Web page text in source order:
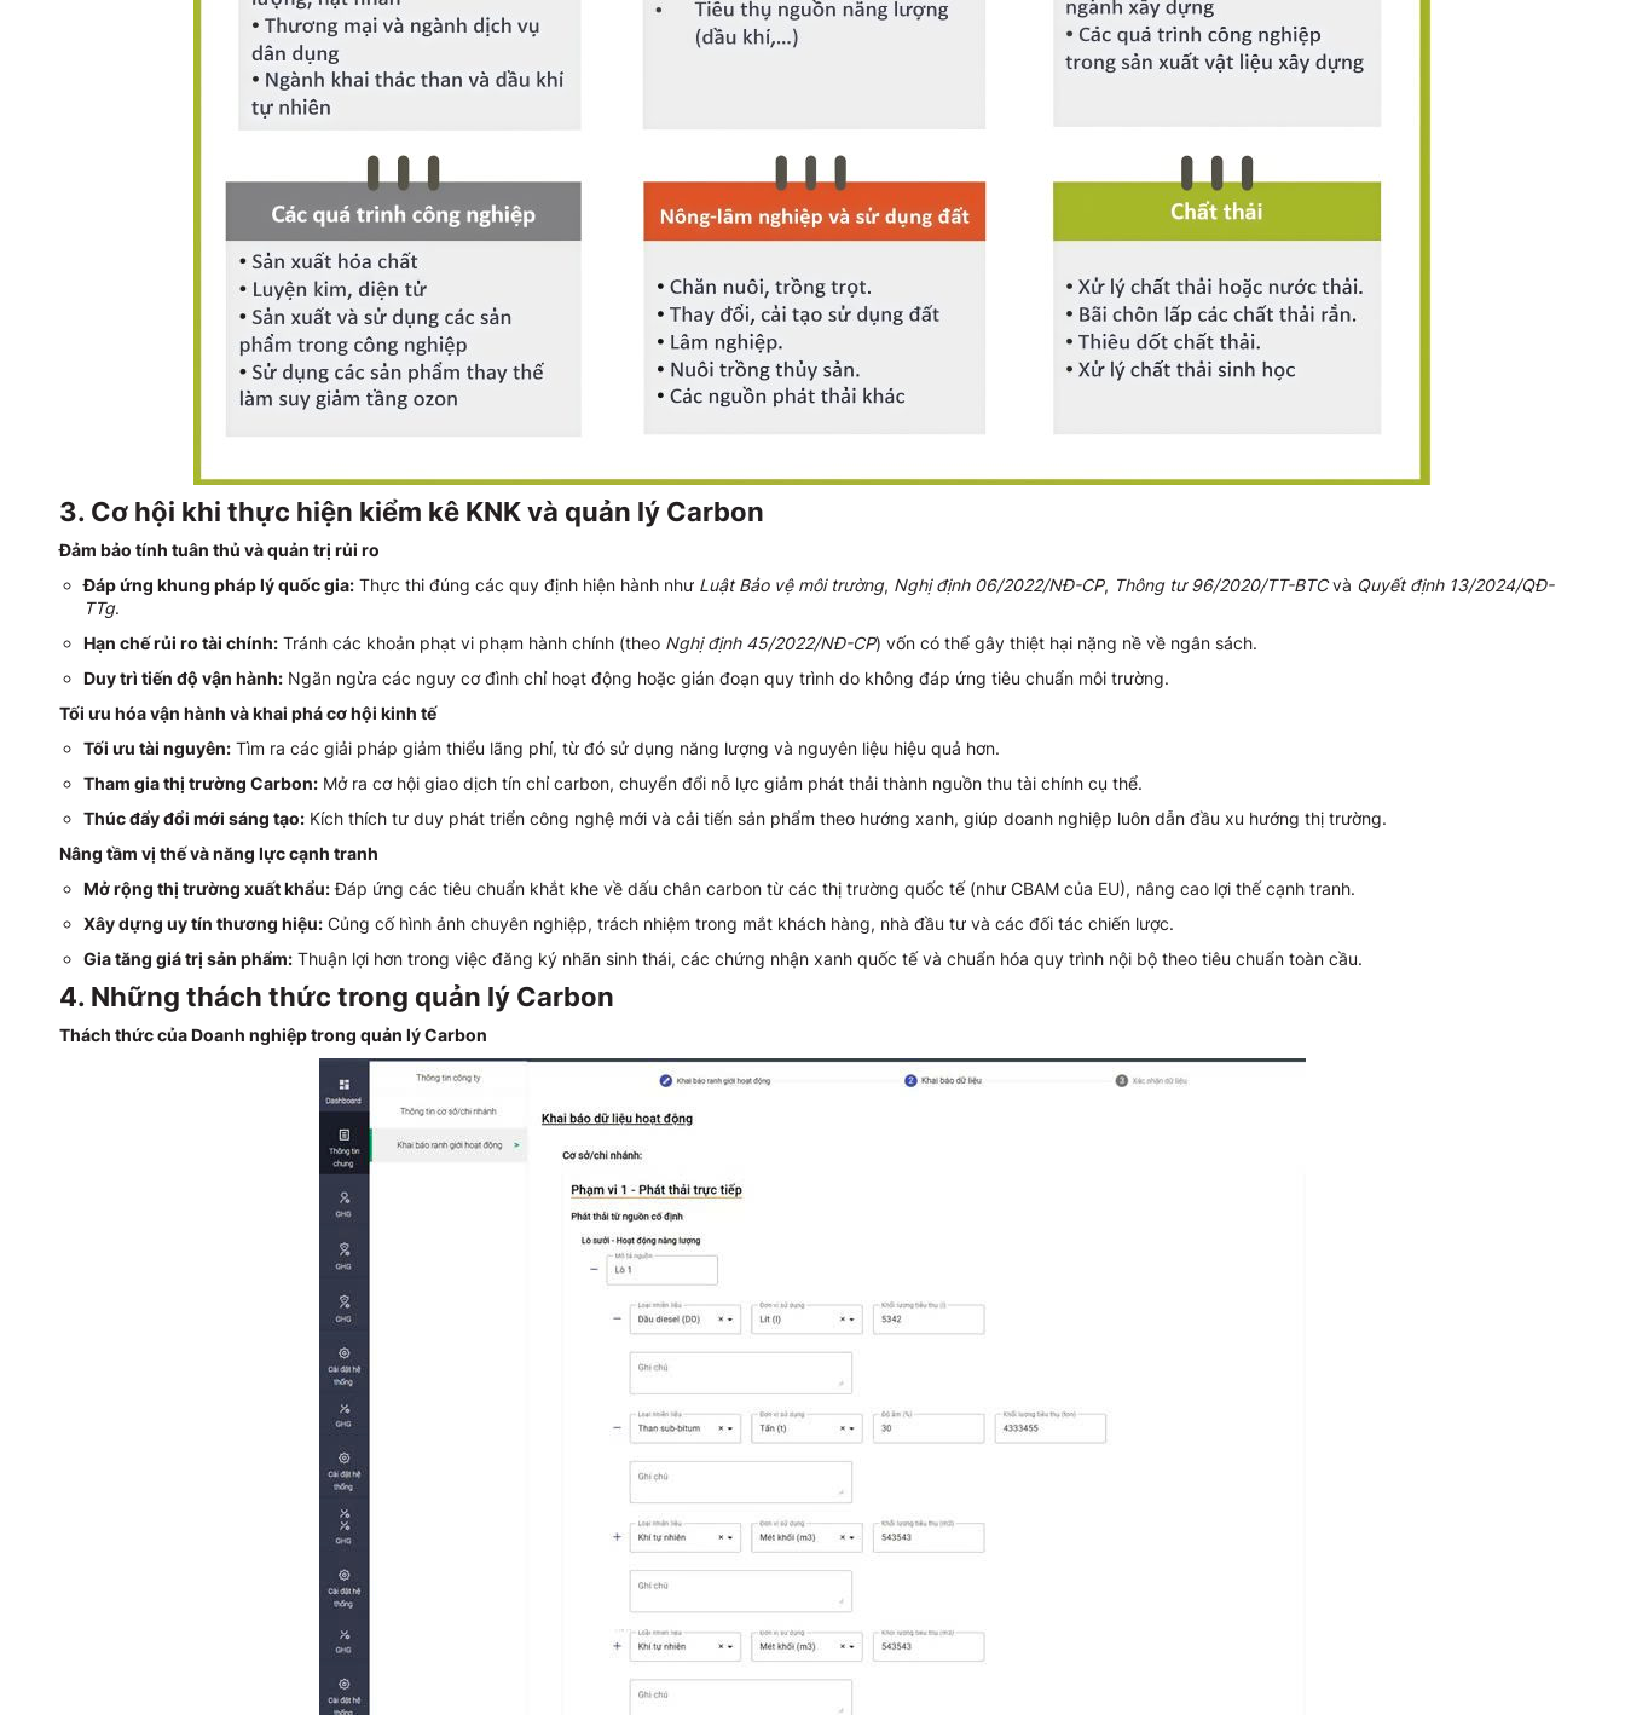
3. Cơ hội khi thực hiện kiểm kê KNK và quản lý Carbon
Đảm bảo tính tuân thủ và quản trị rủi ro
Đáp ứng khung pháp lý quốc gia:Thực thi đúng các quy định hiện hành như Luật Bảo vệ môi trường, Nghị định 06/2022/NĐ-CP, Thông tư 96/2020/TT-BTCvà Quyết định 13/2024/QĐ-
TTg.
Hạn chế rủi ro tài chính:Tránh các khoản phạt vi phạm hành chính (theo Nghị định 45/2022/NĐ-CP) vốn có thể gây thiệt hại nặng nề về ngân sách.
Duy trì tiến độ vận hành:Ngăn ngừa các nguy cơ đình chỉ hoạt động hoặc gián đoạn quy trình do không đáp ứng tiêu chuẩn môi trường.
Tối ưu hóa vận hành và khai phá cơ hội kinh tế
Tối ưu tài nguyên:Tìm ra các giải pháp giảm thiểu lãng phí, từ đó sử dụng năng lượng và nguyên liệu hiệu quả hơn.
Tham gia thị trường Carbon:Mở ra cơ hội giao dịch tín chỉ carbon, chuyển đổi nỗ lực giảm phát thải thành nguồn thu tài chính cụ thể.
Thúc đẩy đổi mới sáng tạo:Kích thích tư duy phát triển công nghệ mới và cải tiến sản phẩm theo hướng xanh, giúp doanh nghiệp luôn dẫn đầu xu hướng thị trường.
Nâng tầm vị thế và năng lực cạnh tranh
Mở rộng thị trường xuất khẩu:Đáp ứng các tiêu chuẩn khắt khe về dấu chân carbon từ các thị trường quốc tế (như CBAM của EU), nâng cao lợi thế cạnh tranh.
Xây dựng uy tín thương hiệu:Củng cố hình ảnh chuyên nghiệp, trách nhiệm trong mắt khách hàng, nhà đầu tư và các đối tác chiến lược.
Gia tăng giá trị sản phẩm:Thuận lợi hơn trong việc đăng ký nhãn sinh thái, các chứng nhận xanh quốc tế và chuẩn hóa quy trình nội bộ theo tiêu chuẩn toàn cầu.
4. Những thách thức trong quản lý Carbon
Thách thức của Doanh nghiệp trong quản lý Carbon